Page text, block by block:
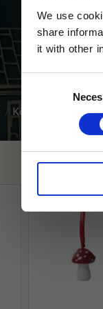
We use
share
it with other
Consent
Selection
Kök
Jag
* Rabatten gäller
på ordinarie